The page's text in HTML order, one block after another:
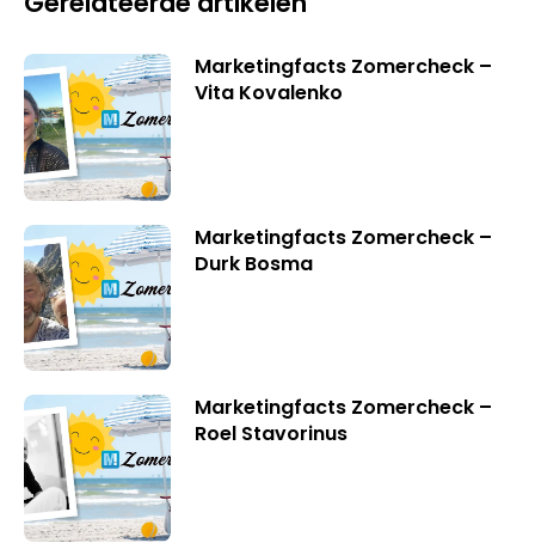
Marketingfacts Zomercheck –
Vita Kovalenko
Marketingfacts Zomercheck –
Durk Bosma
Marketingfacts Zomercheck –
Roel Stavorinus